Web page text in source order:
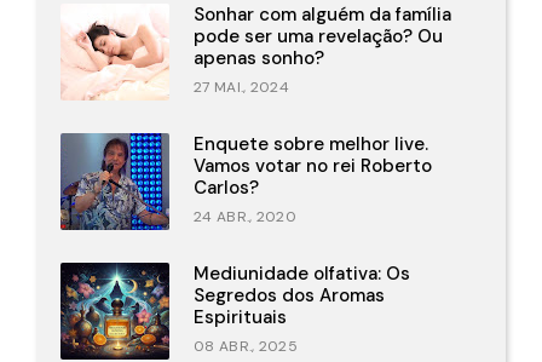
Sonhar com alguém da família
pode ser uma revelação? Ou
apenas sonho?
27 MAI., 2024
Enquete sobre melhor live.
Vamos votar no rei Roberto
Carlos?
24 ABR., 2020
Mediunidade olfativa: Os
Segredos dos Aromas
Espirituais
08 ABR., 2025